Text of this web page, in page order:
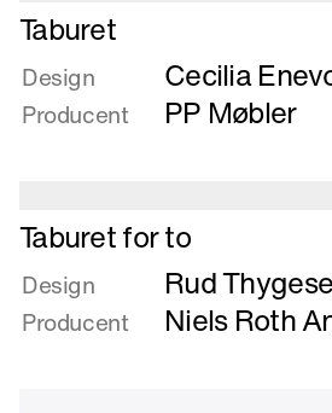
Læs
mere
om
Taburet
Taburet
Design Cecilia
Producent PP Møbler
Læs
mere
om
Taburet
for
Taburet for to
Design Rud
Producent Niels Roth